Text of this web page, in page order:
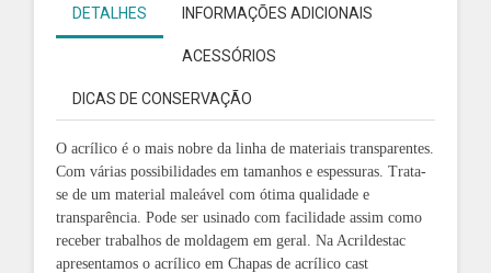
DETALHES INFORMAÇÕES ADICIONAIS
ACESSÓRIOS
DICAS DE CONSERVAÇÃO
O acrílico é o mais nobre da linha de materiais transparentes.
Com várias possibilidades em tamanhos e espessuras. Trata-
se de um material maleável com ótima qualidade e
transparência. Pode ser usinado com facilidade assim como
receber trabalhos de moldagem em geral. Na Acrildestac
apresentamos o acrílico em Chapas de acrílico cast